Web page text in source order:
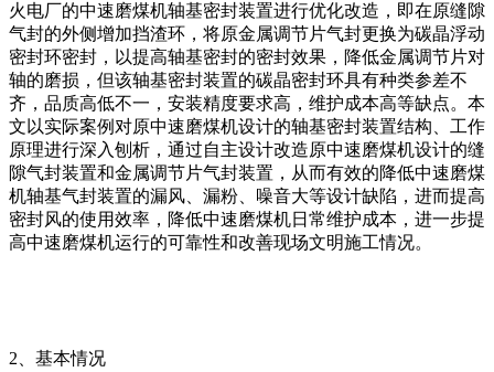
火电厂的中速磨煤机轴基密封装置进行优化改造，即在原缝隙
气封的外侧增加挡渣环，将原金属调节片气封更换为碳晶浮动
密封环密封，以提高轴基密封的密封效果，降低金属调节片对
轴的磨损，但该轴基密封装置的碳晶密封环具有种类参差不
齐，品质高低不一，安装精度要求高，维护成本高等缺点。本
文以实际案例对原中速磨煤机设计的轴基密封装置结构、工作
原理进行深入刨析，通过自主设计改造原中速磨煤机设计的缝
隙气封装置和金属调节片气封装置，从而有效的降低中速磨煤
机轴基气封装置的漏风、漏粉、噪音大等设计缺陷，进而提高
密封风的使用效率，降低中速磨煤机日常维护成本，进一步提
高中速磨煤机运行的可靠性和改善现场文明施工情况。
2、基本情况